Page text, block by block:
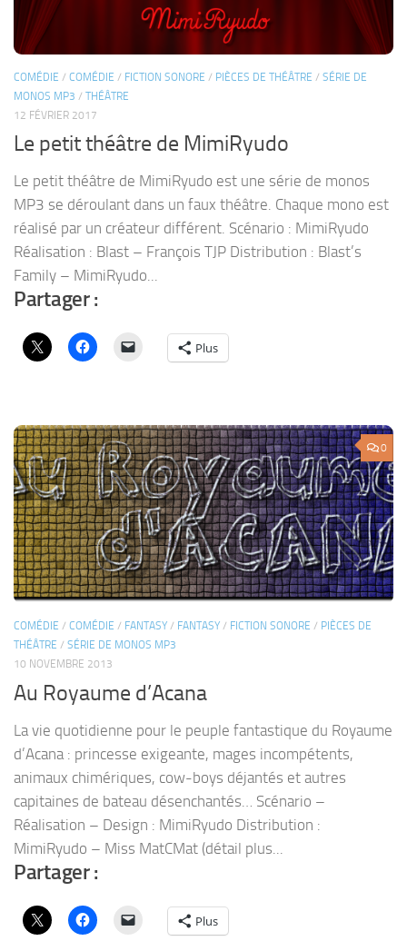
COMÉDIE / COMÉDIE / FICTION SONORE / PIÈCES DE THÉÂTRE / SÉRIE DE
MONOS MP3 / THÉÂTRE
12 FÉVRIER 2017
Le petit théâtre de MimiRyudo
Le petit théâtre de MimiRyudo est une série de monos
MP3 se déroulant dans un faux théâtre. Chaque mono est
réalisé par un créateur différent. Scénario : MimiRyudo
Réalisation : Blast – François TJP Distribution : Blast’s
Family – MimiRyudo...
Partager :
Plus
0
COMÉDIE / COMÉDIE / FANTASY / FANTASY / FICTION SONORE / PIÈCES DE
THÉÂTRE / SÉRIE DE MONOS MP3
10 NOVEMBRE 2013
Au Royaume d’Acana
La vie quotidienne pour le peuple fantastique du Royaume
d’Acana : princesse exigeante, mages incompétents,
animaux chimériques, cow-boys déjantés et autres
capitaines de bateau désenchantés… Scénario –
Réalisation – Design : MimiRyudo Distribution :
MimiRyudo – Miss MatCMat (détail plus...
Partager :
Plus